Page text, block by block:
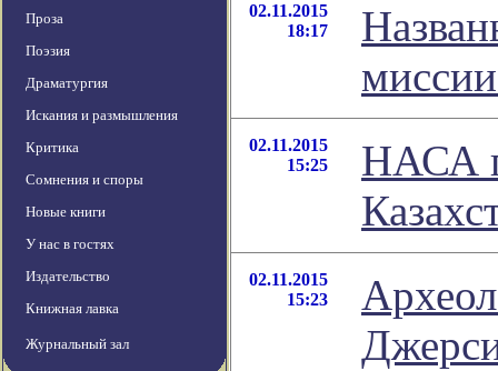
Проза
Поэзия
Драматургия
Искания и размышления
Критика
Сомнения и споры
Новые книги
У нас в гостях
Издательство
Книжная лавка
Журнальный зал
02.11.2015
18:17
02.11.2015
15:25
НАСА
02.11.2015
15:23